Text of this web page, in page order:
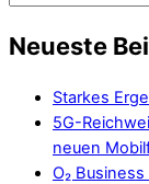
Neueste
Starkes
5G-
neuen
O₂